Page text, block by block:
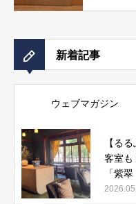
メニュ
新着記事
ウェブマガジン
【る
客室も
「紫
テル